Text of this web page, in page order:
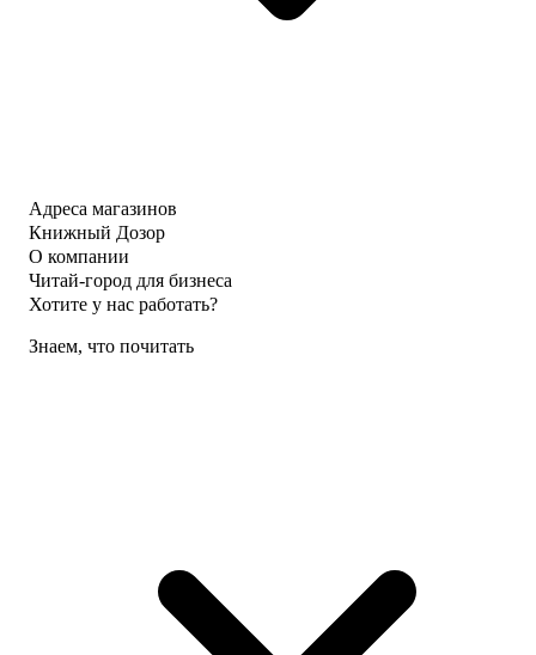
Адреса магазинов
Книжный Дозор
О компании
Читай-город для бизнеса
Хотите у нас работать?
Знаем, что почитать